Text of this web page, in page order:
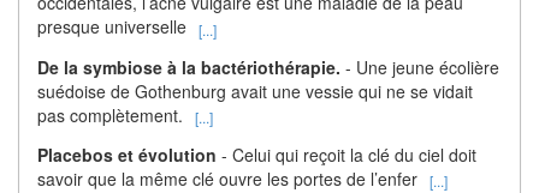
presque universelle [...]
De la symbiose à la bactériothérapie. - Une jeune écolière
suédoise de Gothenburg avait une vessie qui ne se vidait
pas complètement.
[...]
Placebos et évolution - Celui qui reçoit la clé du ciel doit
savoir que la même clé ouvre les portes de l’enfer [...]